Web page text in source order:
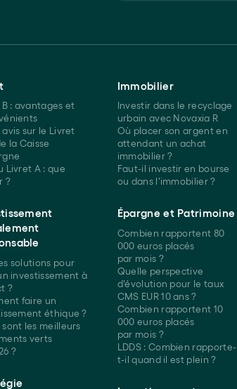
: avantages et
sur le Livret
la Caisse
Livret A : que
?
solutions pour
investissement à
?
faire un
éthique ?
sont les meilleurs
verts
?
Immobilier
Investir dans le recyclage
urbain avec Novaxia R
Où placer son argent en
attendant un achat
immobilier ?
Faut-il investir en bourse
ou dans l'immobilier ?
Épargne et Patrimoine
Combien rapportent 80
000 euros placés
par mois ?
Quelle perspective
d'évolution pour le taux
CMS EUR 10 ans ?
Combien rapportent 10
000 euros placés
par mois ?
LDDS : Combien rapporte-
t-il quand il est plein ?